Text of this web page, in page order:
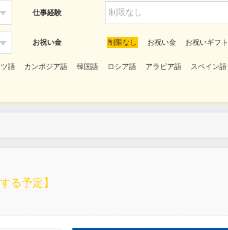
 仕事経験 制限なし
 お祝い金 制限なし お祝い金 お祝いギフト
ツ語 カンボジア語 韓国語 ロシア語 アラビア語 スペイン語
る予定】